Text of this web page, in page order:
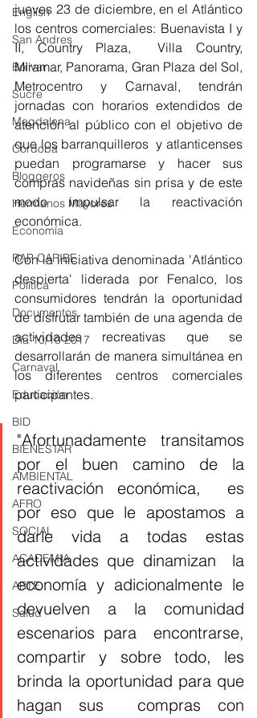
English
San Andres
Bolívar
Sucre
Magdalena
Córdoba
Bloggeros
Hermanos Mayores
Economía
RAP CARIBE
Política
Documentos
Día 10/10 2017
Carnaval
Educación
BID
BIENESTAR
AMBIENTAL
AFRO
SOCIAL
ACADEMIA
ARTE
Salud
jueves 23 de diciembre, en el Atlántico
los centros comerciales: Buenavista I y
II, Country Plaza,  Villa Country,
Miramar, Panorama, Gran Plaza del Sol,
Metrocentro y Carnaval, tendrán
jornadas con horarios extendidos de
atención al público con el objetivo de
que los barranquilleros  y atlanticenses
puedan programarse y hacer sus
compras navideñas sin prisa y de este
modo impulsar la reactivación
económica.
Con la iniciativa denominada 'Atlántico
despierta' liderada por Fenalco, los
consumidores tendrán la oportunidad
de disfrutar también de una agenda de
actividades recreativas que se
desarrollarán de manera simultánea en
los diferentes centros comerciales
participantes.
"Afortunadamente transitamos
por el buen camino de la
reactivación económica,  es
por eso que le apostamos a
darle vida a todas estas
actividades que dinamizan  la
economía y adicionalmente le
devuelven a la comunidad
escenarios para  encontrarse,
compartir y sobre todo, les
brinda la oportunidad para que
hagan sus  compras con